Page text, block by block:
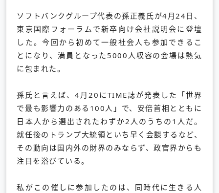
ソフトバンクグループ代表の孫正義氏が4月24日、
東京国際フォーラムで新卒向け会社説明会に登壇
した。今回から初めて一般社会人も参加できるこ
とになり、満員となった5000人収容の会場は熱気
に包まれた。
孫氏と言えば、4月20にTIME誌が発表した「世界
で最も影響力のある100人」で、安倍首相とともに
日本人から選出されたわずか2人のうちの1人だ。
就任後のトランプ大統領といち早く会談するなど、
その動向は国内外の財界のみならず、政官界からも
注目を浴びている。
私がこの催しに参加したのは、同時代に生きる人